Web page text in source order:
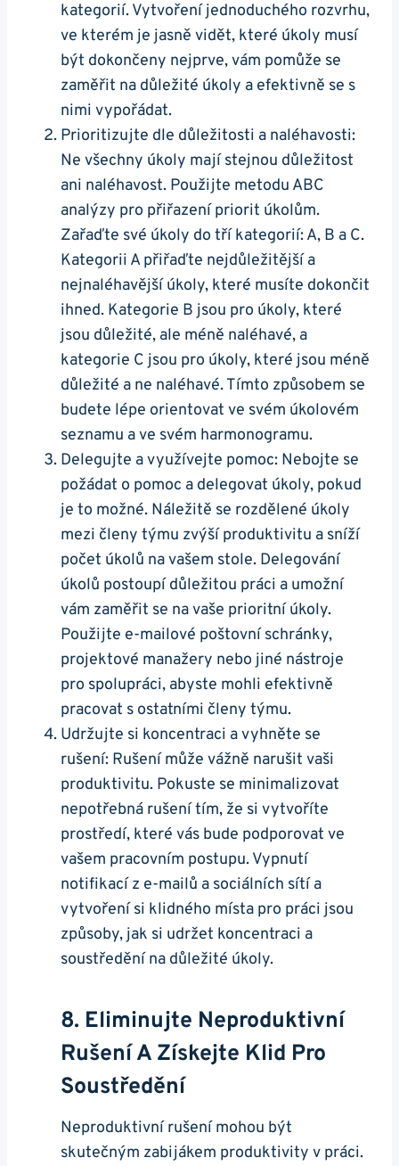
kategorií. Vytvoření jednoduchého rozvrhu,
ve kterém je jasně vidět, které úkoly musí
být dokončeny nejprve, vám pomůže se
zaměřit na důležité úkoly a efektivně se s
nimi vypořádat.
Prioritizujte dle důležitosti a naléhavosti:
Ne všechny úkoly mají stejnou důležitost
ani naléhavost. Použijte metodu ABC
analýzy pro přiřazení priorit úkolům.
Zařaďte své úkoly do tří kategorií: A, B a C.
Kategorii A přiřaďte nejdůležitější a
nejnaléhavější úkoly, které musíte dokončit
ihned. Kategorie B jsou pro úkoly, které
jsou důležité, ale méně naléhavé, a
kategorie C jsou pro úkoly, které jsou méně
důležité a ne naléhavé. Tímto způsobem se
budete lépe orientovat ve svém úkolovém
seznamu a ve svém harmonogramu.
Delegujte a využívejte pomoc: Nebojte se
požádat o pomoc a delegovat úkoly, pokud
je to možné. Náležitě se rozdělené úkoly
mezi členy týmu zvýší produktivitu a sníží
počet úkolů na vašem stole. Delegování
úkolů postoupí důležitou práci a umožní
vám zaměřit se na vaše prioritní úkoly.
Použijte e-mailové poštovní schránky,
projektové manažery nebo jiné nástroje
pro spolupráci, abyste mohli efektivně
pracovat s ostatními členy týmu.
Udržujte si koncentraci a vyhněte se
rušení: Rušení může vážně narušit vaši
produktivitu. Pokuste se minimalizovat
nepotřebná rušení tím, že si vytvoříte
prostředí, které vás bude podporovat ve
vašem pracovním postupu. Vypnutí
notifikací z e-mailů a sociálních sítí a
vytvoření si klidného místa pro práci jsou
způsoby, jak si udržet koncentraci a
soustředění na důležité úkoly.
8. Eliminujte Neproduktivní
Rušení A Získejte Klid Pro
Soustředění
Neproduktivní rušení mohou být
skutečným zabijákem produktivity v práci.